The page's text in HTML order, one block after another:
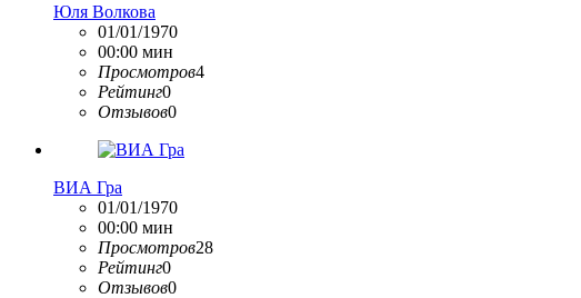
Юля Волкова
01/01/1970
00:00 мин
Просмотров4
Рейтинг0
Отзывов0
ВИА Гра
01/01/1970
00:00 мин
Просмотров28
Рейтинг0
Отзывов0